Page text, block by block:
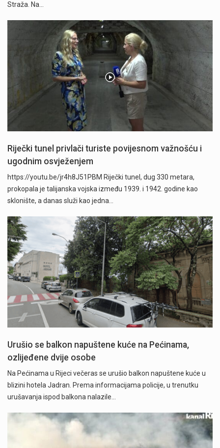
Straža. Na…
Riječki tunel privlači turiste povijesnom važnošću i
ugodnim osvježenjem
https://youtu.be/jr4h8J51PBM Riječki tunel, dug 330 metara,
prokopala je talijanska vojska između 1939. i 1942. godine kao
sklonište, a danas služi kao jedna…
Urušio se balkon napuštene kuće na Pećinama,
ozlijeđene dvije osobe
Na Pećinama u Rijeci večeras se urušio balkon napuštene kuće u
blizini hotela Jadran. Prema informacijama policije, u trenutku
urušavanja ispod balkona nalazile…